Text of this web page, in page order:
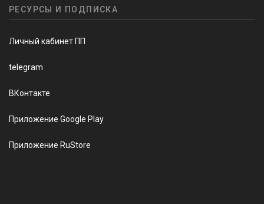
РЕСУРСЫ И ПОДПИСКА
Личный кабинет ПП
telegram
ВКонтакте
Приложение Google Play
Приложение RuStore